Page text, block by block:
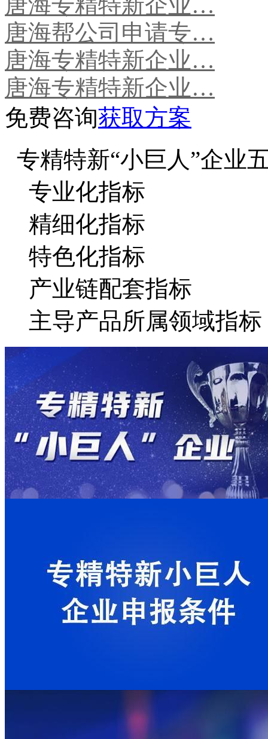
唐海帮公司申请专…
唐海专精特新企业…
唐海专精特新企业…
免费咨询获取方案
专精特新“小巨人”企业
专业化指标
精细化指标
特色化指标
产业链配套指标
主导产品所属领域指标